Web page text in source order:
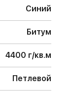
Синий
Битум
4400 г/кв.м
Петлевой